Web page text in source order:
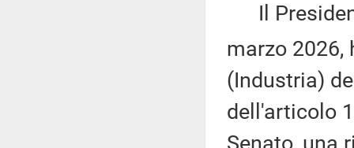
Il
marzo 2026,
(Industria)
dell'articolo